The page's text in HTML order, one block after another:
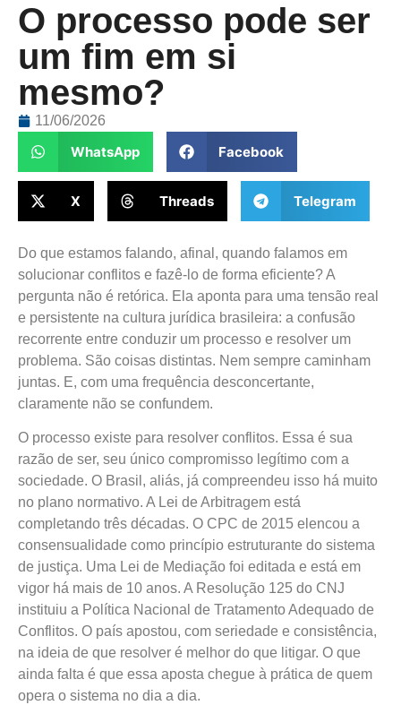
O processo pode ser
um fim em si
mesmo?
11/06/2026
WhatsApp Facebook
X Threads Telegram
Do que estamos falando, afinal, quando falamos em
solucionar conflitos e fazê-lo de forma eficiente? A
pergunta não é retórica. Ela aponta para uma tensão real
e persistente na cultura jurídica brasileira: a confusão
recorrente entre conduzir um processo e resolver um
problema. São coisas distintas. Nem sempre caminham
juntas. E, com uma frequência desconcertante,
claramente não se confundem.
O processo existe para resolver conflitos. Essa é sua
razão de ser, seu único compromisso legítimo com a
sociedade. O Brasil, aliás, já compreendeu isso há muito
no plano normativo. A Lei de Arbitragem está
completando três décadas. O CPC de 2015 elencou a
consensualidade como princípio estruturante do sistema
de justiça. Uma Lei de Mediação foi editada e está em
vigor há mais de 10 anos. A Resolução 125 do CNJ
instituiu a Política Nacional de Tratamento Adequado de
Conflitos. O país apostou, com seriedade e consistência,
na ideia de que resolver é melhor do que litigar. O que
ainda falta é que essa aposta chegue à prática de quem
opera o sistema no dia a dia.